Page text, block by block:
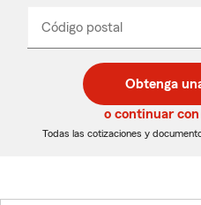
desplegable
Código postal
de
5
dígitos
de
5
dígitos
_____
Obtenga
o continuar
Todas las cotizaciones y